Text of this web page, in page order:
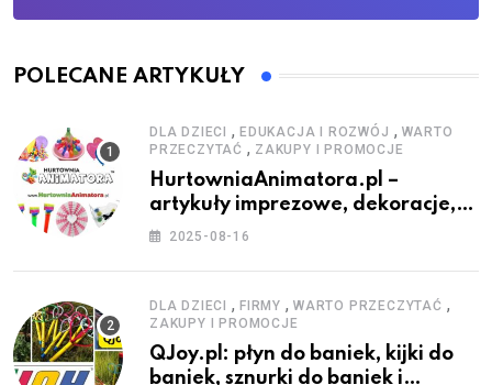
POLECANE ARTYKUŁY
DLA DZIECI , EDUKACJA I ROZWÓJ , WARTO
PRZECZYTAĆ , ZAKUPY I PROMOCJE
HurtowniaAnimatora.pl –
artykuły imprezowe, dekoracje,
stroje i akcesoria dla animatorów
2025-08-16
DLA DZIECI , FIRMY , WARTO PRZECZYTAĆ ,
ZAKUPY I PROMOCJE
QJoy.pl: płyn do baniek, kijki do
baniek, sznurki do baniek i